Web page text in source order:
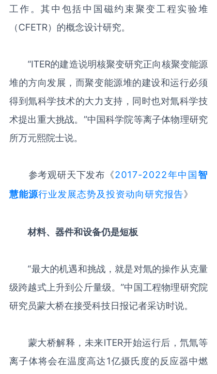
工作。其中包括中国磁约束聚变工程实验堆
（CFETR）的概念设计研究。
“ITER的建造说明核聚变研究正向核聚变能源
堆的方向发展，而聚变能源堆的建设和运行必须
得到氚科学技术的大力支持，同时也对氚科学技
术提出重大挑战。”中国科学院等离子体物理研究
所万元熙院士说。
参考观研天下发布《2017-2022年中国智
慧能源行业发展态势及投资动向研究报告》
材料、器件和设备仍是短板
“最大的机遇和挑战，就是对氚的操作从克量
级跨越式上升到公斤量级。”中国工程物理研究院
研究员蒙大桥在接受科技日报记者采访时说。
蒙大桥解释，未来ITER开始运行后，氘氚等
离子体将会在温度高达1亿摄氏度的反应器中燃